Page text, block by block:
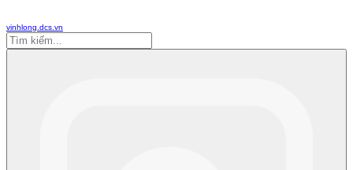
vinhlong.dcs.vn